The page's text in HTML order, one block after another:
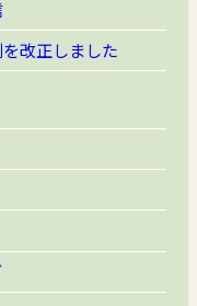
を改正しました